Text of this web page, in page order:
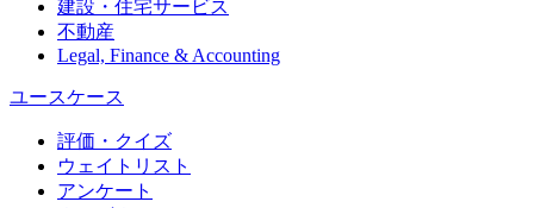
建設・住宅サービス
不動産
Legal, Finance & Accounting
ユースケース
評価・クイズ
ウェイトリスト
アンケート